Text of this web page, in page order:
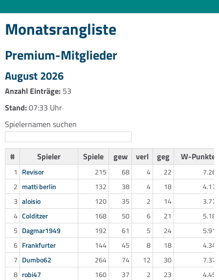
Monatsrangliste
Premium-Mitglieder
August 2026
Anzahl Einträge: 53
Stand:07:33 Uhr
Spielernamen suchen
# Spieler Spiele gew verl geg W-Punkte
1 Revisor 215 68 4 22
2 matti berlin 132 38 4 18
3 aloisio 120 35 2 14
4 Colditzer 168 50 6 21
5 Dagmar1949 192 61 5 24
6 Frankfurter 144 45 8 18
7 Dumbo62 264 74 12 30
8 robi47 160 37 2 23